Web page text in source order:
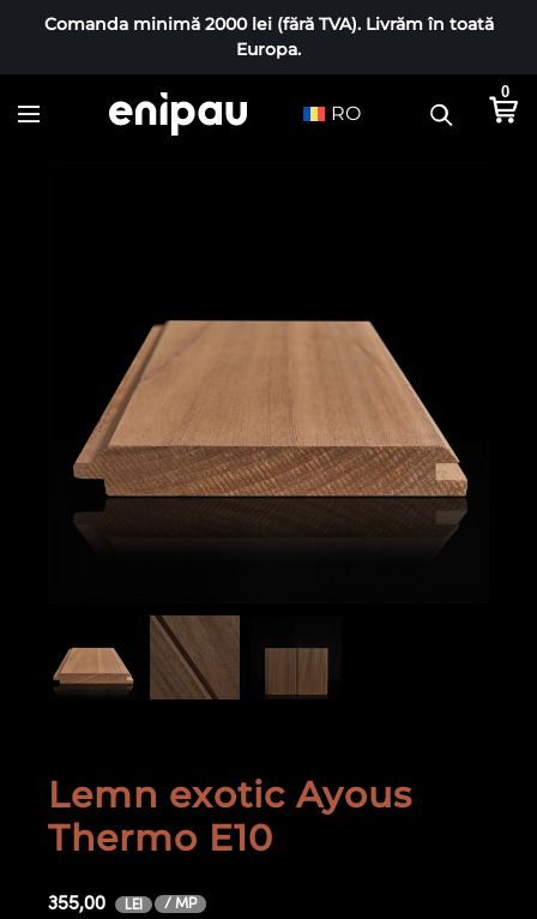
Comanda minimă 2000 lei (fără TVA). Livrăm în toată
Europa.
RO
0
Lemn exotic Ayous
Thermo E10
355,00 LEI / MP